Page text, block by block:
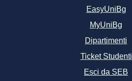
EasyUniBg
MyUniBg
Dipartimenti
Ticket Studenti
Esci da SEB